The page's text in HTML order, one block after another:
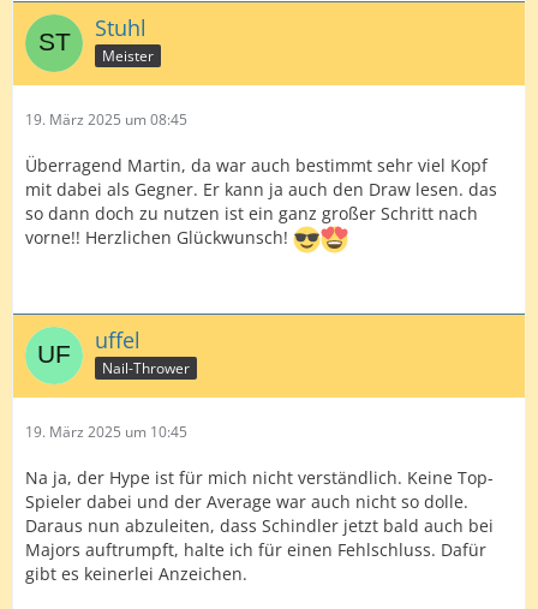
Stuhl
Meister
19. März 2025 um 08:45
Überragend Martin, da war auch bestimmt sehr viel Kopf
mit dabei als Gegner. Er kann ja auch den Draw lesen. das
so dann doch zu nutzen ist ein ganz großer Schritt nach
vorne!! Herzlichen Glückwunsch!
uffel
Nail-Thrower
19. März 2025 um 10:45
Na ja, der Hype ist für mich nicht verständlich. Keine Top-
Spieler dabei und der Average war auch nicht so dolle.
Daraus nun abzuleiten, dass Schindler jetzt bald auch bei
Majors auftrumpft, halte ich für einen Fehlschluss. Dafür
gibt es keinerlei Anzeichen.